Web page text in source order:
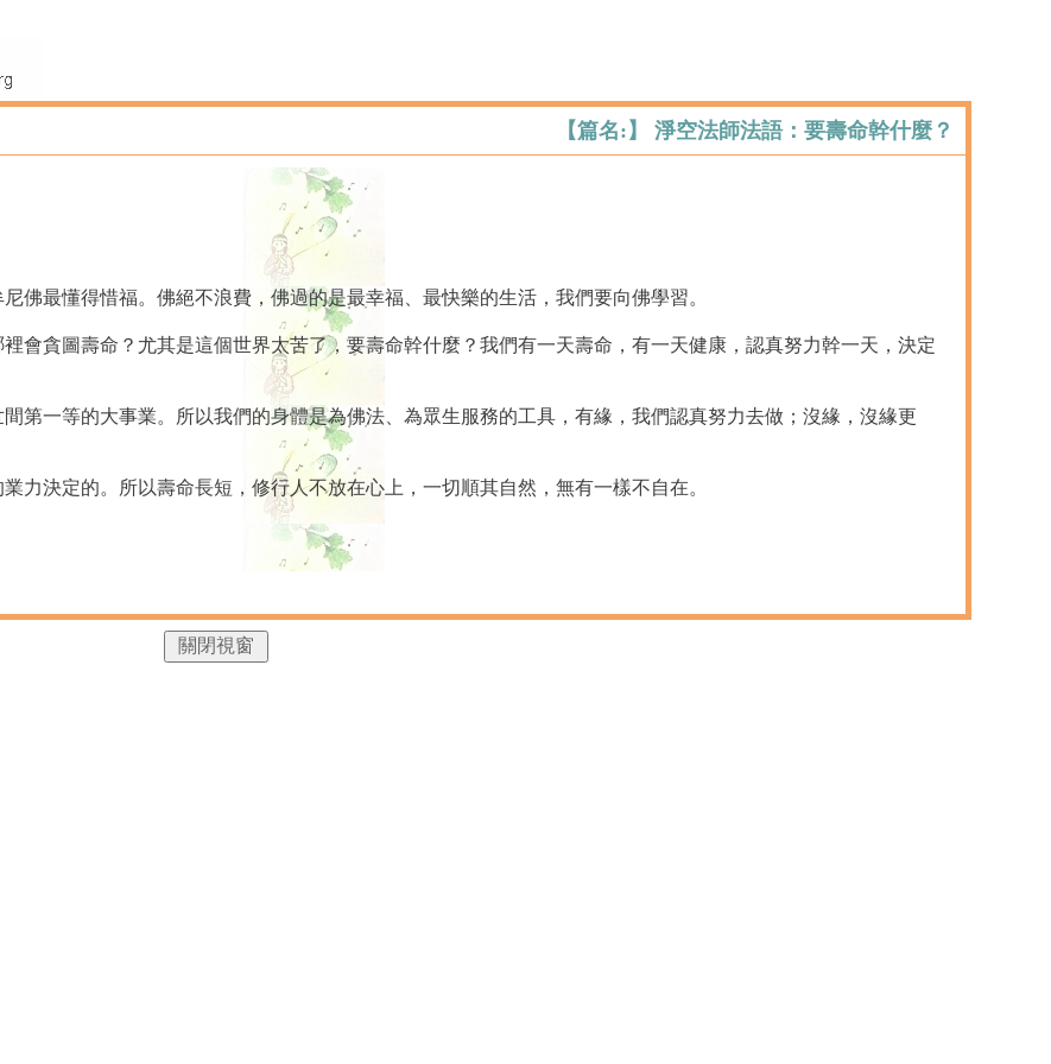
【篇名:】 淨空法師法語：要壽命幹什麼？
佛最懂得惜福。佛絕不浪費，佛過的是最幸福、最快樂的生活，我們要向佛學習。
會貪圖壽命？尤其是這個世界太苦了，要壽命幹什麼？我們有一天壽命，有一天健康，認真努力幹一天，決定
第一等的大事業。所以我們的身體是為佛法、為眾生服務的工具，有緣，我們認真努力去做；沒緣，沒緣更
力決定的。所以壽命長短，修行人不放在心上，一切順其自然，無有一樣不自在。